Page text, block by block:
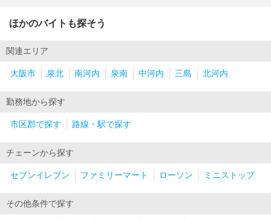
ほかのバイトも探そう
関連エリア
大阪市 泉北 南河内 泉南 中河内 三島 北河内
勤務地から探す
市区郡で探す 路線・駅で探す
チェーンから探す
セブンイレブン ファミリーマート ローソン ミニストップ
その他条件で探す